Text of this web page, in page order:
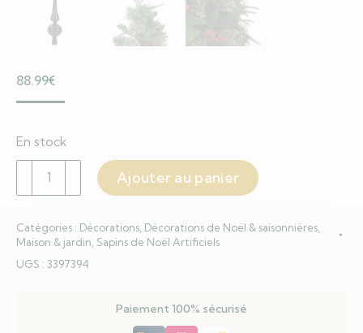
88.99€
En stock
quantité
de
Noël
Artificiel
Ajouter au panier
Catégories : Décorations Décorations de Noël & saisonnières
Maison & jardin Sapins de Noël Artificiels
UGS : 3397394
Paiement 100% sécurisé